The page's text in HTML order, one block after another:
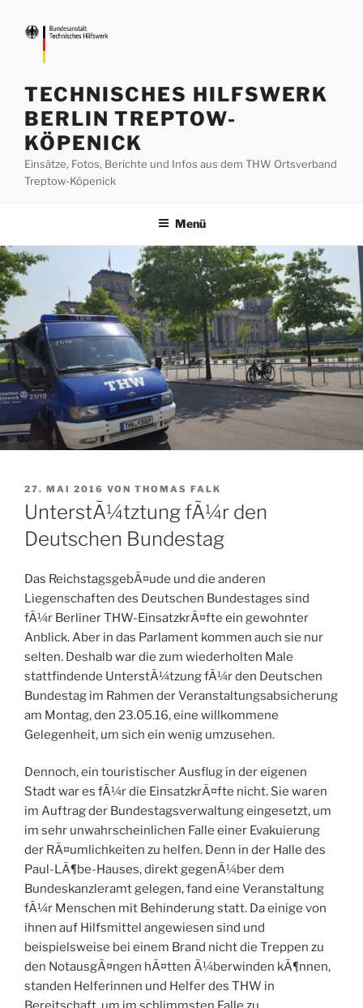
Inhalt
springen
TECHNISCHES HILFSWERK
BERLIN TREPTOW-
KÖPENICK
Einsätze, Fotos, Berichte und Infos aus dem THW Ortsverband
Treptow-Köpenick
Menü
VERÖFFENTLICHT
AM
27. MAI 2016 VON THOMAS FALK
UnterstÃ¼tztung fÃ¼r den
Deutschen Bundestag
Das ReichstagsgebÃ¤ude und die anderen
Liegenschaften des Deutschen Bundestages sind
fÃ¼r Berliner THW-EinsatzkrÃ¤fte ein gewohnter
Anblick. Aber in das Parlament kommen auch sie nur
selten. Deshalb war die zum wiederholten Male
stattfindende UnterstÃ¼tzung fÃ¼r den Deutschen
Bundestag im Rahmen der Veranstaltungsabsicherung
am Montag, den 23.05.16, eine willkommene
Gelegenheit, um sich ein wenig umzusehen.
Dennoch, ein touristischer Ausflug in der eigenen
Stadt war es fÃ¼r die EinsatzkrÃ¤fte nicht. Sie waren
im Auftrag der Bundestagsverwaltung eingesetzt, um
im sehr unwahrscheinlichen Falle einer Evakuierung
der RÃ¤umlichkeiten zu helfen. Denn in der Halle des
Paul-LÃ¶be-Hauses, direkt gegenÃ¼ber dem
Bundeskanzleramt gelegen, fand eine Veranstaltung
fÃ¼r Menschen mit Behinderung statt. Da einige von
ihnen auf Hilfsmittel angewiesen sind und
beispielsweise bei einem Brand nicht die Treppen zu
den NotausgÃ¤ngen hÃ¤tten Ã¼berwinden kÃ¶nnen,
standen Helferinnen und Helfer des THW in